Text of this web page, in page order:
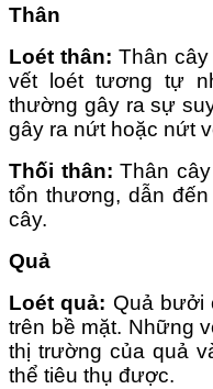
Thân
Loét thân: Thân
vết loét tương tự
thường gây ra sự
gây ra nứt hoặc nứt
Thối thân: Thân
tổn thương, dẫn
cây.
Quả
Loét quả: Quả bưởi
trên bề mặt. Những
thị trường của quả
thể tiêu thụ được.